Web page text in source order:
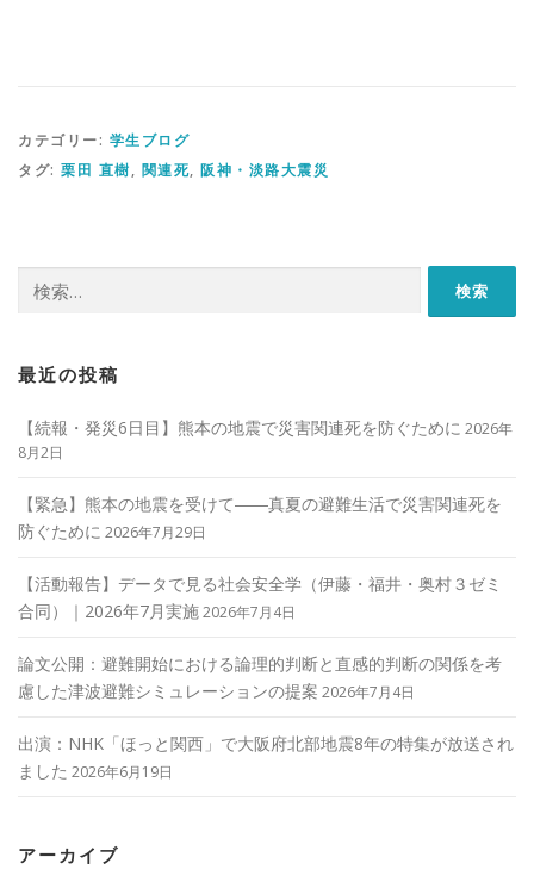
カテゴリー: 学生ブログ
タグ: 栗田 直樹, 関連死, 阪神・淡路大震災
索:
最近の投稿
【続報・発災6日目】熊本の地震で災害関連死を防ぐために 2026年
8月2日
【緊急】熊本の地震を受けて――真夏の避難生活で災害関連死を
防ぐために 2026年7月29日
【活動報告】データで見る社会安全学（伊藤・福井・奥村３ゼミ
合同）｜2026年7月実施2026年7月4日
論文公開：避難開始における論理的判断と直感的判断の関係を考
慮した津波避難シミュレーションの提案 2026年7月4日
出演：NHK「ほっと関西」で大阪府北部地震8年の特集が放送され
ました 2026年6月19日
アーカイブ